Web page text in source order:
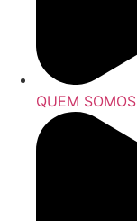
QUEM SOMOS